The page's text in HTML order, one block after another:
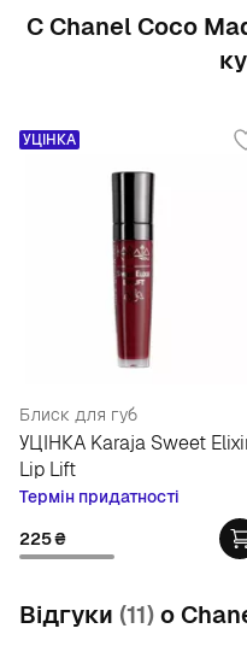
С Chanel Coco
Блиск для губ
УЦІНКА Karaja Sweet
Lip Lift
Термін придатності
225₴
УЦІНКА
Відгуки (11)о